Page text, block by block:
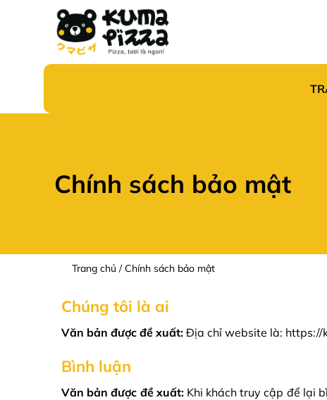
Chính sách bảo mật
Trang chủ /Chính sách bảo mật
Chúng tôi là ai
Văn bản được đề xuất: Địa chỉ website là: https://
Bình luận
Văn bản được đề xuất: Khi khách truy cập để lại